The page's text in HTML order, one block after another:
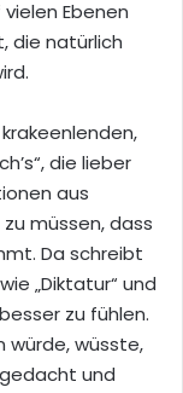
Ebenen
die natürlich
die lieber
aus
müssen, dass
Da schreibt
„Diktatur“ und
zu fühlen.
würde, wüsste,
und